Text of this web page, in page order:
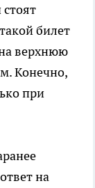
билет
верхнюю
Конечно,
при
на